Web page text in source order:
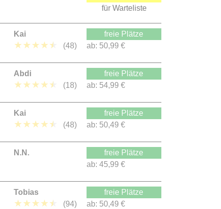
für Warteliste
Kai
★★★★★ (48)
freie Plätze
ab: 50,99 €
Abdi
★★★★★ (18)
freie Plätze
ab: 54,99 €
Kai
★★★★★ (48)
freie Plätze
ab: 50,49 €
N.N.
freie Plätze
ab: 45,99 €
Tobias
★★★★★ (94)
freie Plätze
ab: 50,49 €